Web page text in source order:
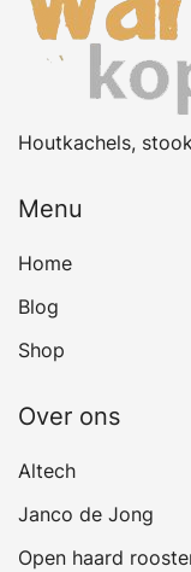
Houtkachels,
Menu
Home
Blog
Shop
Over ons
Altech
Janco de Jong
Open haard